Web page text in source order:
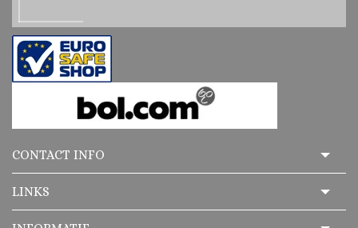
CONTACT INFO
LINKS